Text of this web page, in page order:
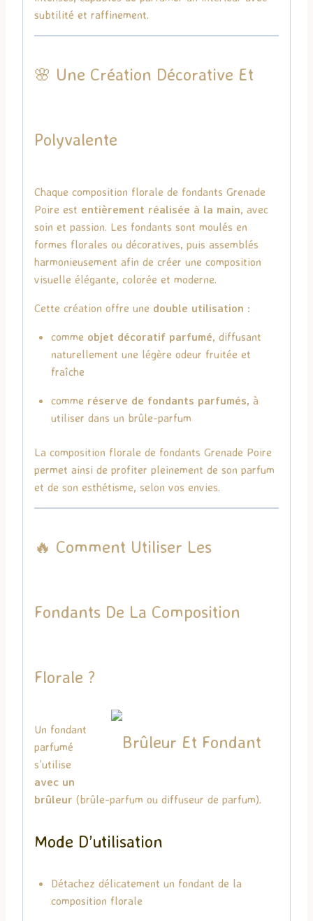
subtilité et raffinement.
🌸 Une Création Décorative Et
Polyvalente
Chaque composition florale de fondants Grenade
Poire est entièrement réalisée à la main, avec
soin et passion. Les fondants sont moulés en
formes florales ou décoratives, puis assemblés
harmonieusement afin de créer une composition
visuelle élégante, colorée et moderne.
Cette création offre une double utilisation :
comme objet décoratif parfumé, diffusant
naturellement une légère odeur fruitée et
fraîche
comme réserve de fondants parfumés, à
utiliser dans un brûle-parfum
La composition florale de fondants Grenade Poire
permet ainsi de profiter pleinement de son parfum
et de son esthétisme, selon vos envies.
🔥 Comment Utiliser Les
Fondants De La Composition
Florale ?
Un fondant
parfumé
s’utilise
avec un
brûleur (brûle-parfum ou diffuseur de parfum).
Mode D’utilisation
Détachez délicatement un fondant de la
composition florale